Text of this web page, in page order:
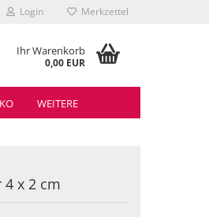
Login Merkzettel
Ihr Warenkorb
0,00 EUR
WEITERE
4 x 2 cm